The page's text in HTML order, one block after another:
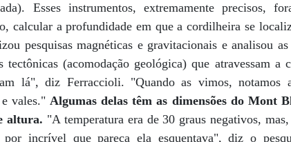
Esses instrumentos, extremamente precisos,
calcular a profundidade em que a cordilheira se
pesquisas magnéticas e gravitacionais e analisou
tectônicas (acomodação geológica) que atravessam a
lá", diz Ferraccioli. "Quando as vimos, notamos
e vales."Algumas delas têm as dimensões do Mont
altura. "A temperatura era de 30 graus negativos,
incrível que pareça ela esquentava", diz o